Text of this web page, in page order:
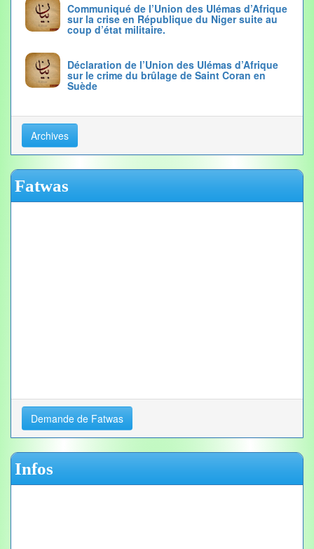
Communiqué de l’Union des Ulémas d’Afrique
sur la crise en République du Niger suite au
coup d’état militaire.
Déclaration de l’Union des Ulémas d’Afrique
sur le crime du brûlage de Saint Coran en
Suède
Archives
Fatwas
Demande de Fatwas
Infos